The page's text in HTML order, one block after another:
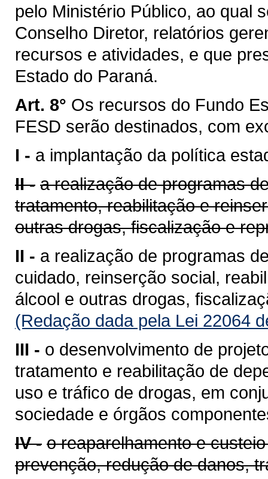
pelo Ministério Público, ao qual
Conselho Diretor, relatórios
recursos e atividades, e que
Estado do Paraná.
Art. 8° Os recursos do Fundo
FESD serão destinados, com
I - a implantação da política
II - a realização de programas
tratamento, reabilitação e
outras drogas, fiscalização e
II - a realização de programas
cuidado, reinserção social,
álcool e outras drogas,
(Redação dada pela Lei 22064
III - o desenvolvimento de
tratamento e reabilitação de
uso e tráfico de drogas, em
sociedade e órgãos
IV - o reaparelhamento e
prevenção, redução de danos,